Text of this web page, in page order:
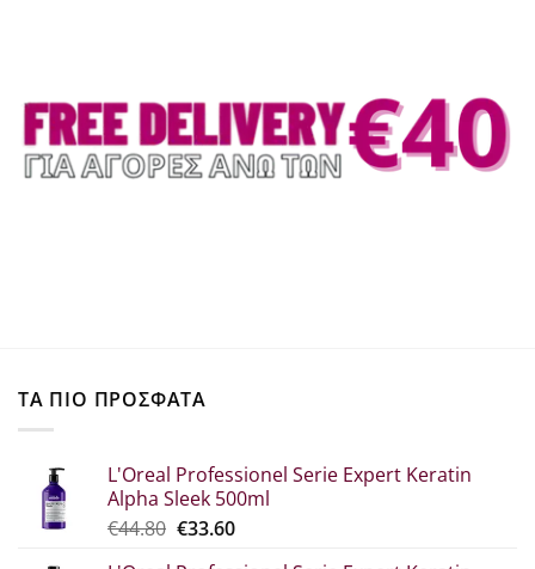
ΤΑ ΠΙΟ ΠΡΟΣΦΑΤΑ
L'Oreal Professionel Serie Expert Keratin
Alpha Sleek 500ml
€44.80 Original
€33.60Η